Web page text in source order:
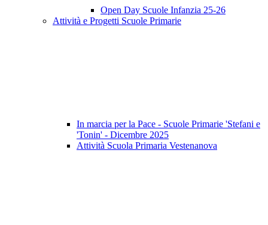
Open Day Scuole Infanzia 25-26
Attività e Progetti Scuole Primarie
In marcia per la Pace - Scuole Primarie 'Stefani e
'Tonin' - Dicembre 2025
Attività Scuola Primaria Vestenanova